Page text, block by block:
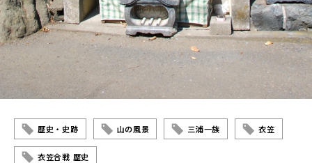
歴史・史跡 山の風景 三浦一族 衣笠
衣笠合戦 歴史